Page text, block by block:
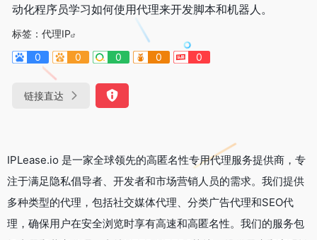
动化程序员学习如何使用代理来开发脚本和机器人。
标签： 代理IP
0
0 0 0 0
链接直达
IPLease.io 是一家全球领先的高匿名性专用代理服务提供商，专
注于满足隐私倡导者、开发者和市场营销人员的需求。我们提供
多种类型的代理，包括社交媒体代理、分类广告代理和SEO代
理，确保用户在安全浏览时享有高速和高匿名性。我们的服务包